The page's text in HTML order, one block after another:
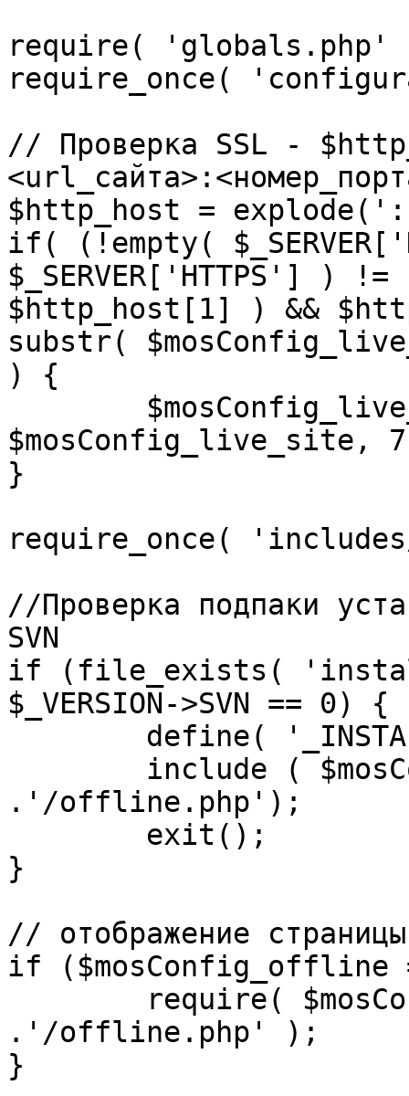
require(
require_once(
// Проверка SSL -
$http_host = explode(':',
if( (!empty(
$_SERVER['HTTPS']
$http_host[1] ) &&
substr(
) {
$mosConfig_live_site,
}
require_once(
//Проверка подпаки
SVN
if (file_exists(
$_VERSION->SVN == 0) {
.'/offline.php');
}
// отображение
if ($mosConfig_offline
.'/offline.php' );
}